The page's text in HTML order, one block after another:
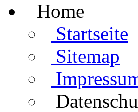
Home
Startseite
Sitemap